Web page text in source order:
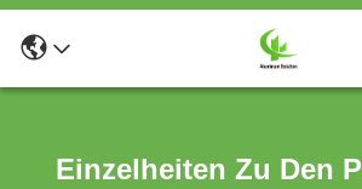
Einzelheiten Zu Den